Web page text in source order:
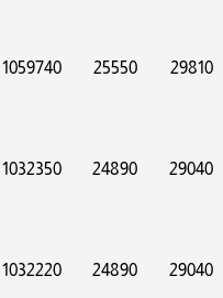
29810
25550
1059740
29040
24890
1032350
29040
24890
1032220